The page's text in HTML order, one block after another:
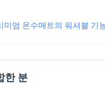
미엄 온수매트의 워셔블 기
한 분